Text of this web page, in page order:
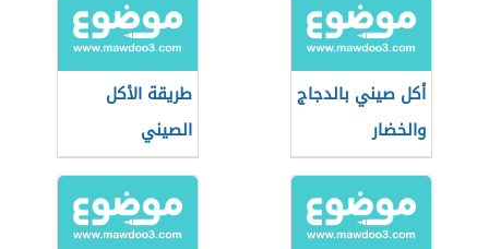
أكل صيني بالدجاج
والخضار
طريقة الأكل
الصيني